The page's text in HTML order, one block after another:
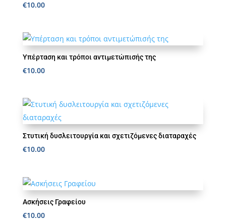
€10.00
Υπέρταση και τρόποι αντιμετώπισής της
€10.00
Στυτική δυσλειτουργία και σχετιζόμενες διαταραχές
€10.00
Ασκήσεις Γραφείου
€10.00